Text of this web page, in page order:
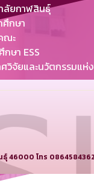
ลัยกาฬสินธุ์
ศึกษา
ณะ
กษา ESS
วิจัยและนวัตกรรมแห่
46000 โทร 0864584362